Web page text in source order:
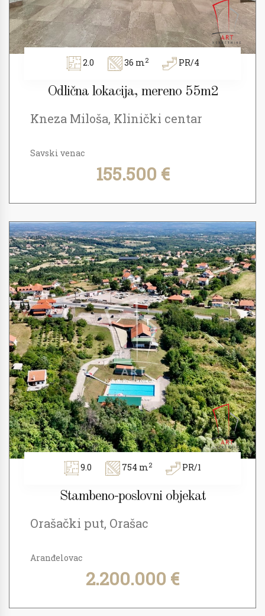
2.0 36 m2 PR/4
Odlična lokacija, mereno 55m2
Kneza Miloša, Klinički centar
Savski venac
155.500 €
9.0 754 m2 PR/1
Stambeno-poslovni objekat
Orašački put, Orašac
Aranđelovac
2.200.000 €